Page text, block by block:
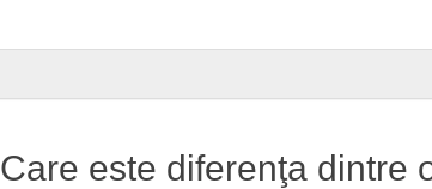
Care este diferenţa dintre